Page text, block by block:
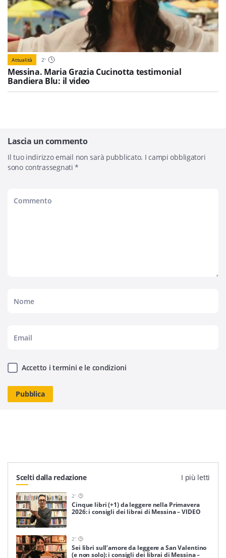
Attualità 2'
Messina. Maria Grazia Cucinotta testimonial
Bandiera Blu: il video
Lascia un commento
Il tuo indirizzo email non sarà pubblicato. I campi obbligatori
sono contrassegnati*
Accetto i termini e le condizioni
Scelti dalla redazione I più letti
2'
Cinque libri (+1) da leggere nella Primavera
2026: i consigli dei librai di Messina – VIDEO
2'
Sei libri sull’amore da leggere a San Valentino
(e non solo): i consigli dei librai di Messina –